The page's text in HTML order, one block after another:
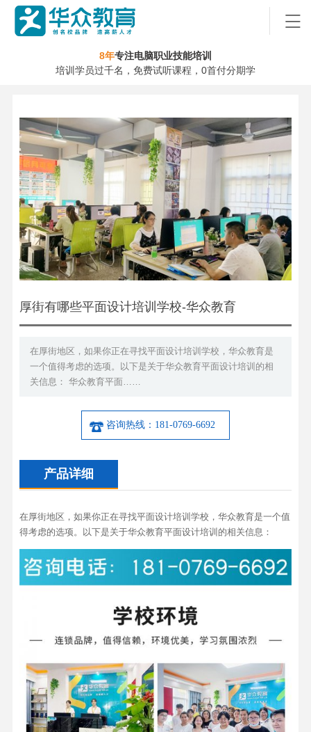
8年专注电脑职业技能培训
培训学员过千名，免费试听课程，0首付分期学
厚街有哪些平面设计培训学校-华众教育
在厚街地区，如果你正在寻找平面设计培训学校，华众教育是
一个值得考虑的选项。以下是关于华众教育平面设计培训的相
关信息： 华众教育平面……
咨询热线：181-0769-6692
产品详细
在厚街地区，如果你正在寻找平面设计培训学校，华众教育是一个值
得考虑的选项。以下是关于华众教育平面设计培训的相关信息：